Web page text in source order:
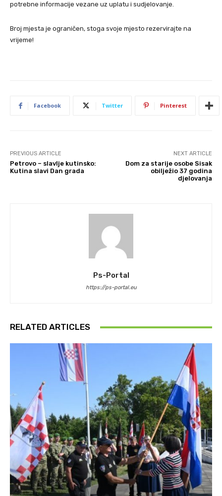
potrebne informacije vezane uz uplatu i sudjelovanje.
Broj mjesta je ograničen, stoga svoje mjesto rezervirajte na
vrijeme!
Facebook Twitter Pinterest
PREVIOUS ARTICLE
Petrovo – slavlje kutinsko:
Kutina slavi Dan grada
NEXT ARTICLE
Dom za starije osobe Sisak
obilježio 37 godina
djelovanja
Ps-Portal
https://ps-portal.eu
RELATED ARTICLES